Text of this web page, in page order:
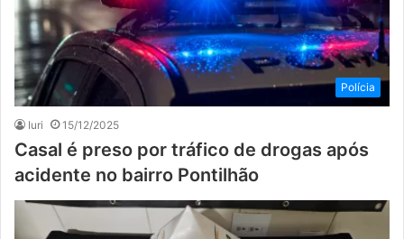
Polícia
Iuri 15/12/2025
Casal é preso por tráfico de drogas após
acidente no bairro Pontilhão